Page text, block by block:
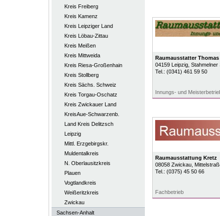
Kreis Freiberg
Kreis Kamenz
Kreis Leipziger Land
Kreis Löbau-Zittau
Kreis Meißen
Kreis Mittweida
Kreis Riesa-Großenhain
Kreis Stollberg
Kreis Sächs. Schweiz
Kreis Torgau-Oschatz
Kreis Zwickauer Land
KreisAue-Schwarzenb.
Land Kreis Delitzsch
Leipzig
Mittl. Erzgebirgskr.
Muldentalkreis
N. Oberlausitzkreis
Plauen
Vogtlandkreis
Weißeritzkreis
Zwickau
Sachsen-Anhalt
Raumausstatter Thomas
04159 Leipzig, Stahmelner
Tel.: (0341) 461 59 50
Innungs- und
Raumausstattung Kretz
08058 Zwickau,
Tel.: (0375) 45 50 66
Fachbetrieb